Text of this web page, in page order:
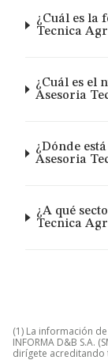
¿Cuál es la
Tecnica
¿Cuál es el
Asesoria
¿Dónde
Asesoria
¿A qué
Tecnica
(1) La información
INFORMA D&B S.A.
dirígete acreditando